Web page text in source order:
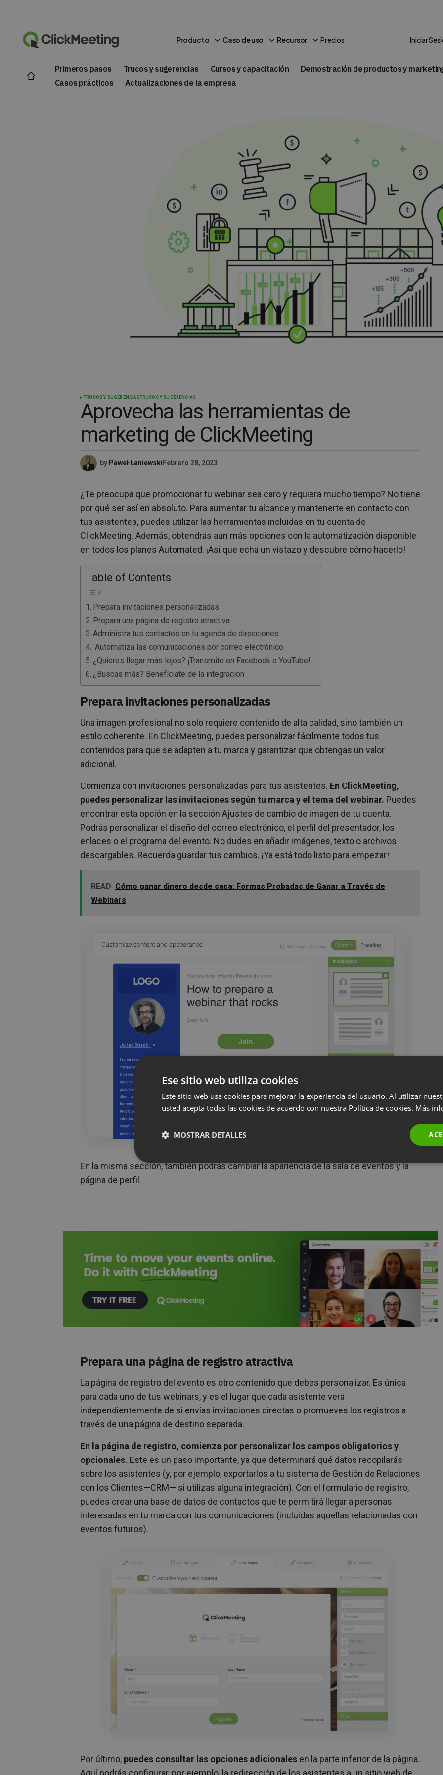
Producto Caso de uso Recursor Precios Iniciar
Primeros pasos Trucos y sugerencias Cursos y capacitación Demostración de productos y
Casos prácticos
Actualizaciones de la empresa
TRUCOS Y SUGERENCIASTRUCOS Y SUGERENCIAS
Aprovecha las herramientas de
marketing de ClickMeeting
by Paweł Łaniewski Febrero 28, 2023
¿Te preocupa que promocionar tu webinar sea caro y requiera mucho tiempo? No tiene
por qué ser así en absoluto. Para aumentar tu alcance y mantenerte en contacto con
tus asistentes, puedes utilizar las herramientas incluidas en tu cuenta de
ClickMeeting. Además, obtendrás aún más opciones con la automatización disponible
en todos los planes Automated. ¡Así que echa un vistazo y descubre cómo hacerlo!
Table of Contents
Prepara invitaciones personalizadas
Prepara una página de registro atractiva
Administra tus contactos en tu agenda de direcciones
Automatiza las comunicaciones por correo electrónico
¿Quieres llegar más lejos? ¡Transmite en Facebook o YouTube!
¿Buscas más? Benefíciate de la integración
Prepara invitaciones personalizadas
Una imagen profesional no solo requiere contenido de alta calidad, sino también un
estilo coherente. En ClickMeeting, puedes personalizar fácilmente todos tus
contenidos para que se adapten a tu marca y garantizar que obtengas un valor
adicional.
Comienza con invitaciones personalizadas para tus asistentes. En ClickMeeting,
puedes personalizar las invitaciones según tu marca y el tema del webinar. Puedes
encontrar esta opción en la sección Ajustes de cambio de imagen de tu cuenta.
Podrás personalizar el diseño del correo electrónico, el perfil del presentador, los
enlaces o el programa del evento. No dudes en añadir imágenes, texto o archivos
descargables. Recuerda guardar tus cambios. ¡Ya está todo listo para empezar!
READ Cómo ganar dinero desde casa: Formas Probadas de Ganar a Través de
Webinars
En la misma sección, también podrás cambiar la apariencia de la sala de eventos y la
página de perfil.
Prepara una página de registro atractiva
La página de registro del evento es otro contenido que debes personalizar. Es única
para cada uno de tus webinars, y es el lugar que cada asistente verá
independientemente de si envías invitaciones directas o promueves los registros a
través de una página de destino separada.
En la página de registro, comienza por personalizar los campos obligatorios y
opcionales. Este es un paso importante, ya que determinará qué datos recopilarás
sobre los asistentes (y, por ejemplo, exportarlos a tu sistema de Gestión de Relaciones
con los Clientes—CRM— si utilizas alguna integración). Con el formulario de registro,
puedes crear una base de datos de contactos que te permitirá llegar a personas
interesadas en tu marca con tus comunicaciones (incluidas aquellas relacionadas con
eventos futuros).
Por último, puedes consultar las opciones adicionales en la parte inferior de la página.
Aquí podrás configurar, por ejemplo, la redirección de los asistentes a un sitio web de
Ese sitio web utiliza cookies
Este sitio web usa cookies para mejorar la experiencia del usuario. Al utilizar
usted acepta todas las cookies de acuerdo con nuestra Política de cookies. Más
MOSTRAR DETALLES